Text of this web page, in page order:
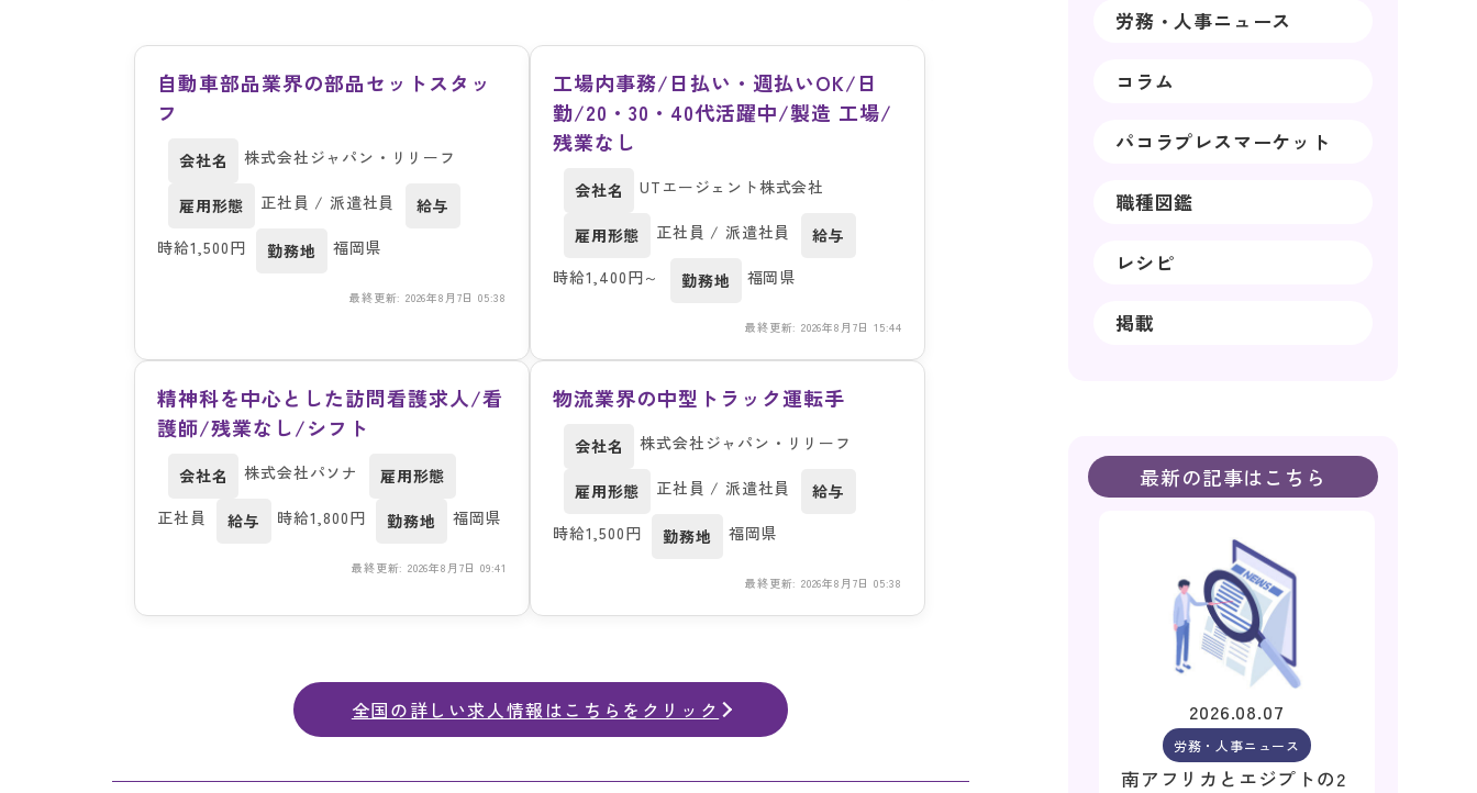
自動車部品業界の部品セットスタッ
フ
会社名 株式会社ジャパン・リリーフ
雇用形態 正社員 / 派遣社員
給与
時給1,500円
勤務地 福岡県
最終更新: 2026年8月7日 05:38
工場内事務/日払い・週払いOK/日
勤/20・30・40代活躍中/製造 工場/
残業なし
会社名 UTエージェント株式会社
雇用形態 正社員 / 派遣社員
給与
時給1,400円～
勤務地 福岡県
最終更新: 2026年8月7日 15:44
精神科を中心とした訪問看護求人/看
護師/残業なし/シフト
会社名 株式会社パソナ
雇用形態
正社員
給与 時給1,800円 勤務地 福岡県
最終更新: 2026年8月7日 09:41
物流業界の中型トラック運転手
会社名 株式会社ジャパン・リリーフ
雇用形態 正社員 / 派遣社員
給与
時給1,500円
勤務地 福岡県
最終更新: 2026年8月7日 05:38
全国の詳しい求人情報はこちらをクリック
労務・人事ニュース
コラム
パコラプレスマーケット
職種図鑑
レシピ
掲載
最新の記事はこちら
2026.08.07
労務・人事ニュース
南アフリカとエジプトの2